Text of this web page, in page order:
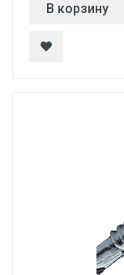
В корзину